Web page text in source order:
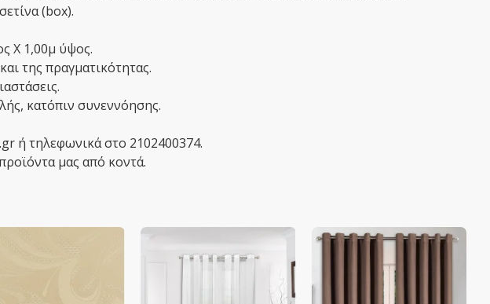
(box).
Χ 1,00μ ύψος.
της πραγματικότητας.
κατόπιν συνεννόησης.
ή τηλεφωνικά στο 2102400374.
μας από κοντά.